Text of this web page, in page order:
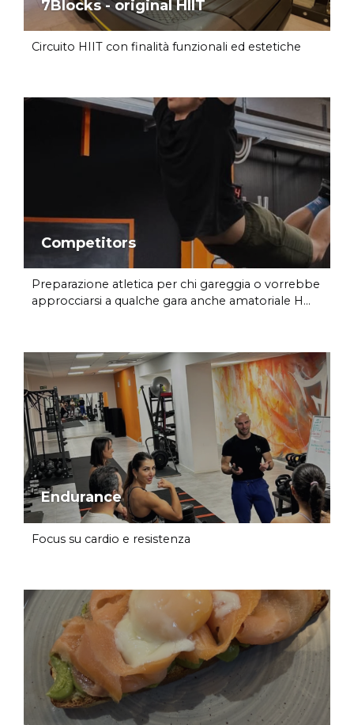
7Blocks - original HIIT
Circuito HIIT con finalità funzionali ed estetiche
Competitors
Preparazione atletica per chi gareggia o vorrebbe
approcciarsi a qualche gara anche amatoriale H...
Endurance
Focus su cardio e resistenza